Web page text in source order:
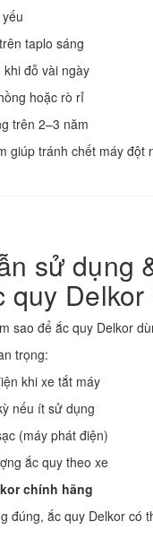
taplo sáng
đỗ vài ngày
hoặc rò rỉ
trên 2–3 năm
giúp tránh chết máy đột
sử dụng
quy Delkor
sao để ắc quy Delkor
trọng:
khi xe tắt máy
nếu ít sử dụng
(máy phát điện)
ắc quy theo xe
chính hãng
đúng, ắc quy Delkor có